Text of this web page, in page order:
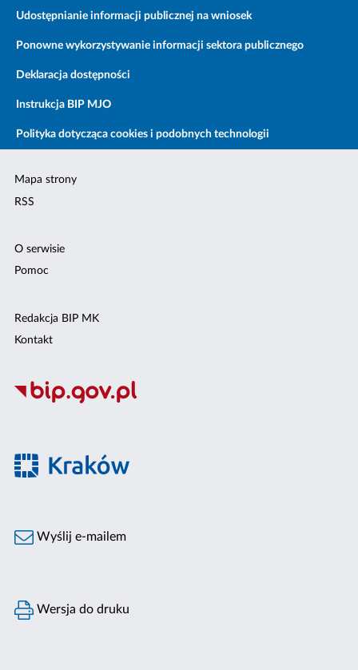
Udostępnianie informacji publicznej na wniosek
Ponowne wykorzystywanie informacji sektora publicznego
Deklaracja dostępności
Instrukcja BIP MJO
Polityka dotycząca cookies i podobnych technologii
Mapa strony
RSS
O serwisie
Pomoc
Redakcja BIP MK
Kontakt
Wyślij e-mailem
Wersja do druku